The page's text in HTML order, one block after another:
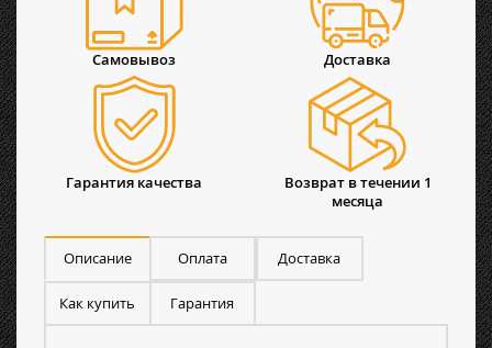
Самовывоз Доставка
Гарантия качества
Возврат в течении 1
месяца
Описание Оплата Доставка
Как купить Гарантия